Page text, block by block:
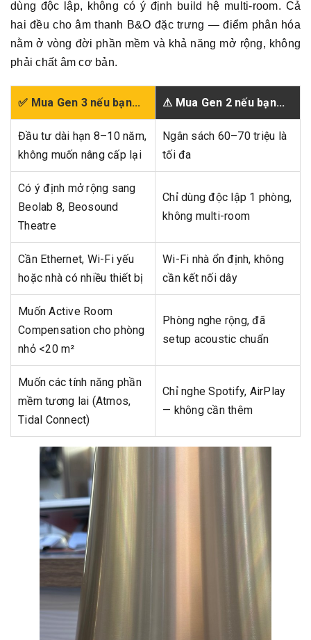
dùng độc lập, không có ý định build hệ multi-room. Cả
hai đều cho âm thanh B&O đặc trưng — điểm phân hóa
nằm ở vòng đời phần mềm và khả năng mở rộng, không
phải chất âm cơ bản.
✅ Mua Gen 3 nếu bạn... ⚠ Mua Gen 2 nếu bạn...
Đầu tư dài hạn 8–10 năm,
không muốn nâng cấp lại
Ngân sách 60–70 triệu là
tối đa
Có ý định mở rộng sang
Beolab 8, Beosound
Theatre
Chỉ dùng độc lập 1 phòng,
không multi-room
Cần Ethernet, Wi-Fi yếu
hoặc nhà có nhiều thiết bị
Wi-Fi nhà ổn định, không
cần kết nối dây
Muốn Active Room
Compensation cho phòng
nhỏ <20 m²
Phòng nghe rộng, đã
setup acoustic chuẩn
Muốn các tính năng phần
mềm tương lai (Atmos,
Tidal Connect)
Chỉ nghe Spotify, AirPlay
— không cần thêm